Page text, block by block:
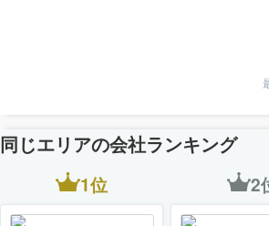
同じエリアの会社ランキング
1位 2